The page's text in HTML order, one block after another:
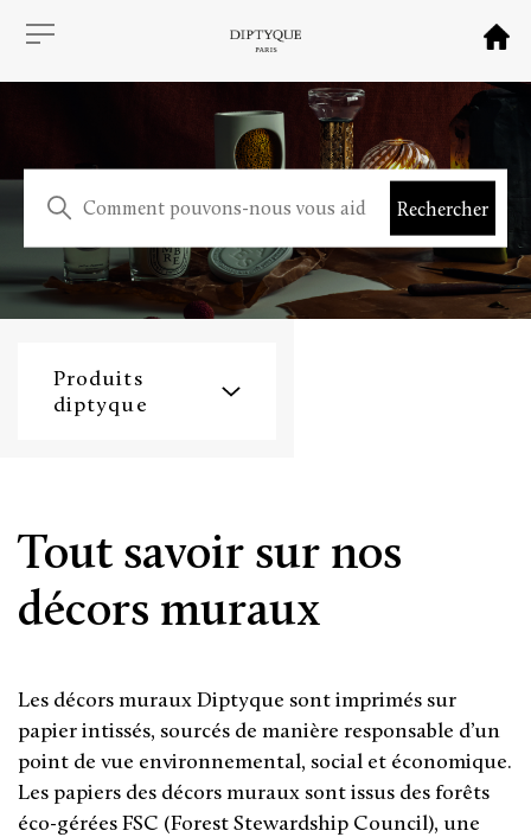
Produits
diptyque
Tout savoir sur nos
décors muraux
Les décors muraux Diptyque sont imprimés sur
papier intissés, sourcés de manière responsable d’un
point de vue environnemental, social et économique.
Les papiers des décors muraux sont issus des forêts
éco-gérées FSC (Forest Stewardship Council), une